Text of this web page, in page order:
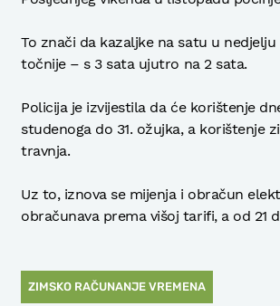
To znači da kazaljke na satu u
točnije – s 3 sata ujutro na 2 sata.
Policija je izvijestila da će korištenje
studenoga do 31. ožujka, a korištenje
travnja.
Uz to, iznova se mijenja i obračun
obračunava prema višoj tarifi, a od 21
ZIMSKO RAČUNANJE VREMENA